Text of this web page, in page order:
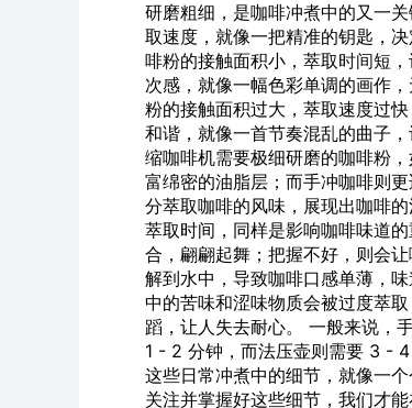
研磨粗细，是咖啡冲煮中的又一
取速度，就像一把精准的钥匙，
啡粉的接触面积小，萃取时间短
次感，就像一幅色彩单调的画作
粉的接触面积过大，萃取速度过
和谐，就像一首节奏混乱的曲子
缩咖啡机需要极细研磨的咖啡粉
富绵密的油脂层；而手冲咖啡则
分萃取咖啡的风味，展现出咖啡的
萃取时间，同样是影响咖啡味道
合，翩翩起舞；把握不好，则会
解到水中，导致咖啡口感单薄，
中的苦味和涩味物质会被过度萃
蹈，让人失去耐心。 一般来说，
1 - 2 分钟，而法压壶则需要 3 - 4
这些日常冲煮中的细节，就像一
关注并掌握好这些细节，我们才